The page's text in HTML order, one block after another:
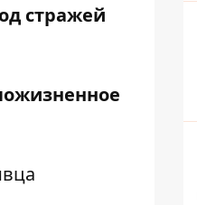
стражей